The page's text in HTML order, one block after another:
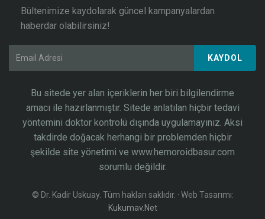
Bültenimize kaydolarak güncel kampanyalardan
haberdar olabilirsiniz!
KAYDOL
Bu sitede yer alan içeriklerin her biri bilgilendirme
amacı ile hazırlanmıştır. Sitede anlatılan hiçbir tedavi
yöntemini doktor kontrolü dışında uygulamayınız. Aksi
takdirde doğacak herhangi bir problemden hiçbir
şekilde site yönetimi ve www.hemoroidbasur.com
sorumlu değildir.
© Dr. Kadir Uskuay. Tüm hakları saklıdır. · Web Tasarımı:
Kukumav.Net